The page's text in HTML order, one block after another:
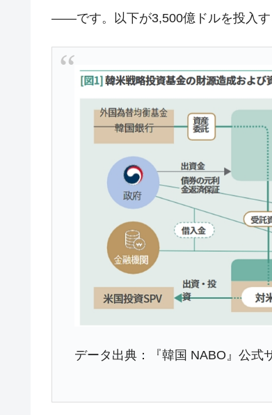
『Money1』 韓国『国民年金公団』株価暴
『Money1』 韓国「橋が落ちました」⇒ 耐
『Money1』
米国下院「韓国の公務員個人
する差別。許してはおかぬ
『Money1』 韓国ボンクラ政策室長･金容
『Money1』 韓国半導体『SKハイニックス
韓国･加徳島新国際空港「ま
『Money1』
【速報】韓国株式市場の暴落
『Money1』 IT産業は人を雇用する効果は
韓国「株式市場が賭博場の
――です。以下が3,500億ドルを投入す
データ出典：『韓国 NABO』公式